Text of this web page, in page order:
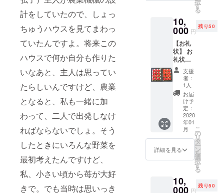
計をしていたので、しょっ
ちゅうハウスを見てまわっ
ていたんですよ。将来この
ハウスで何か自分も作りた
いなあと、主人は思ってい
たらしいんですけど、農業
となると、私も一緒に加
わって、二人で出発しなけ
ればならないでしょ。そう
したときにいろんな野菜を
最初考えたんですけど、
私、小さい頃から苺が大好
きで。でも当時は思いっき
くださ
いま
せ。 期
間は、
2020年
3月～5
月とな
りま
す。 ※
ご予約
は下記
の「ス
トロベ
リー
フィー
ルドき
たさ
さい。
【苺
択
す
る
10,
000 円
残り50
【お礼
状】 お
礼状を
お送り
しま
す。
【苺化
粧箱入
りト
レー3
箱】 滋
賀・彦
根の湧
き水で
育てた
けいた
しま
支援
者：
1人
お届
け予
定：
2020
年01
月
詳細を見る
こ
の
リ
タ
ー
ン
を
選
択
す
る
10,
000 円
残り50